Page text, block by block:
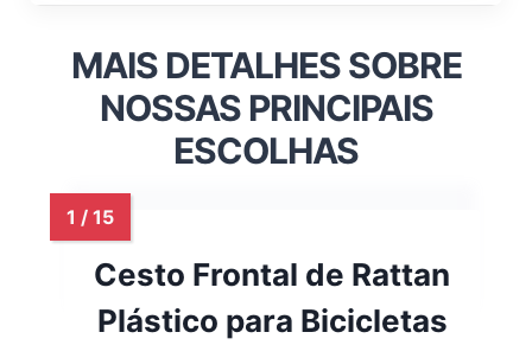
MAIS DETALHES SOBRE
NOSSAS PRINCIPAIS
ESCOLHAS
Cesto Frontal de Rattan
Plástico para Bicicletas